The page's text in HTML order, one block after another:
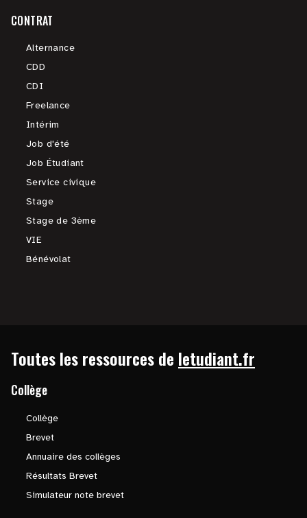
CONTRAT
Alternance
CDD
CDI
Freelance
Intérim
Job d'été
Job Étudiant
Service civique
Stage
Stage de 3ème
VIE
Bénévolat
Toutes les ressources de letudiant.fr
Collège
Collège
Brevet
Annuaire des collèges
Résultats Brevet
Simulateur note brevet